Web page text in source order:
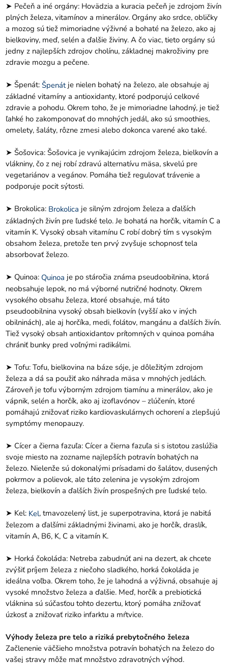
➤ Pečeň a iné orgány: Hovädzia a kuracia pečeň je zdrojom živín
plných železa, vitamínov a minerálov. Orgány ako srdce, obličky
a mozog sú tiež mimoriadne výživné a bohaté na železo, ako aj
bielkoviny, meď, selén a ďalšie živiny. A čo viac, tieto orgány sú
jedny z najlepších zdrojov cholínu, základnej makroživiny pre
zdravie mozgu a pečene.
➤ Špenát:Špenát je nielen bohatý na železo, ale obsahuje aj
základné vitamíny a antioxidanty, ktoré podporujú celkové
zdravie a pohodu. Okrem toho, že je mimoriadne lahodný, je tiež
ľahké ho zakomponovať do mnohých jedál, ako sú smoothies,
omelety, šaláty, rôzne zmesi alebo dokonca varené ako také.
➤ Šošovica: Šošovica je vynikajúcim zdrojom železa, bielkovín a
vlákniny, čo z nej robí zdravú alternatívu mäsa, skvelú pre
vegetariánov a vegánov. Pomáha tiež regulovať trávenie a
podporuje pocit sýtosti.
➤ Brokolica: Brokolica je silným zdrojom železa a ďalších
základných živín pre ľudské telo. Je bohatá na horčík, vitamín C a
vitamín K. Vysoký obsah vitamínu C robí dobrý tím s vysokým
obsahom železa, pretože ten prvý zvyšuje schopnosť tela
absorbovať železo.
➤ Quinoa: Quinoa je po stáročia známa pseudoobilnina, ktorá
neobsahuje lepok, no má výborné nutričné ​​hodnoty. Okrem
vysokého obsahu železa, ktoré obsahuje, má táto
pseudoobilnina vysoký obsah bielkovín (vyšší ako v iných
obilninách), ale aj horčíka, medi, folátov, mangánu a ďalších živín.
Tiež vysoký obsah antioxidantov prítomných v quinoa pomáha
chrániť bunky pred voľnými radikálmi.
➤ Tofu: Tofu, bielkovina na báze sóje, je dôležitým zdrojom
železa a dá sa použiť ako náhrada mäsa v mnohých jedlách.
Zároveň je tofu výborným zdrojom tiamínu a minerálov, ako je
vápnik, selén a horčík, ako aj izoflavónov – zlúčenín, ktoré
pomáhajú znižovať riziko kardiovaskulárnych ochorení a zlepšujú
symptómy menopauzy.
➤ Cícer a čierna fazuľa: Cícer a čierna fazuľa si s istotou zaslúžia
svoje miesto na zozname najlepších potravín bohatých na
železo. Nielenže sú dokonalými prísadami do šalátov, dusených
pokrmov a polievok, ale táto zelenina je vysokým zdrojom
železa, bielkovín a ďalších živín prospešných pre ľudské telo.
➤ Kel: Kel, tmavozelený list, je superpotravina, ktorá je nabitá
železom a ďalšími základnými živinami, ako je horčík, draslík,
vitamín A, B6, K, C a vitamín K.
➤ Horká čokoláda: Netreba zabudnúť ani na dezert, ak chcete
zvýšiť príjem železa z niečoho sladkého, horká čokoláda je
ideálna voľba. Okrem toho, že je lahodná a výživná, obsahuje aj
vysoké množstvo železa a ďalšie. Meď, horčík a prebiotická
vláknina sú súčasťou tohto dezertu, ktorý pomáha znižovať
úzkosť a znižovať riziko infarktu a mŕtvice.
Výhody železa pre telo a riziká prebytočného železa
Začlenenie väčšieho množstva potravín bohatých na železo do
vašej stravy môže mať množstvo zdravotných výhod.